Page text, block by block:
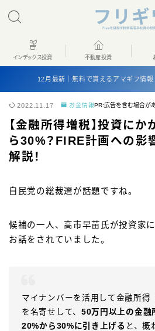
MENU
ホーム
不動産投資
お問い合わせ
インデックス投資 不動産投資
12月最新｜無料で貰えるアマギフ情報
2022.11.17 お金情報PR:広告を含む場合が
【金融所得増税】投資に
ら30%？FIRE計画への影
解説！
自民党の総裁選が話題ですね。
候補の一人、高市早苗氏が投資家
お話をされていました。
マイナンバーを活用して金融所得
を名寄せして、 50万円以上の金融
20%から30%に引き上げる と、概